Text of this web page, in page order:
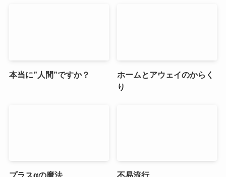
本当に”人間”ですか？
ホームとアウェイのからく
り
プラスαの魔法 不易流行